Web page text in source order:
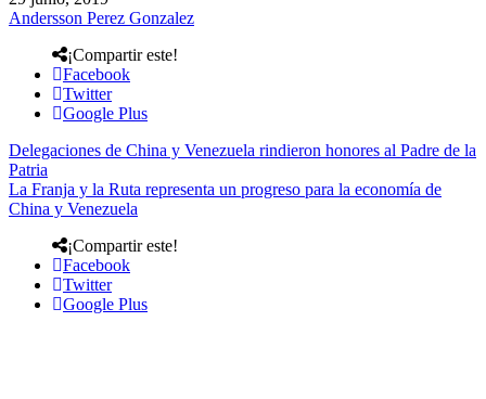
Andersson Perez Gonzalez
¡Compartir este!
Facebook
Twitter
Google Plus
Delegaciones de China y Venezuela rindieron honores al Padre de la
Patria
La Franja y la Ruta representa un progreso para la economía de
China y Venezuela
¡Compartir este!
Facebook
Twitter
Google Plus